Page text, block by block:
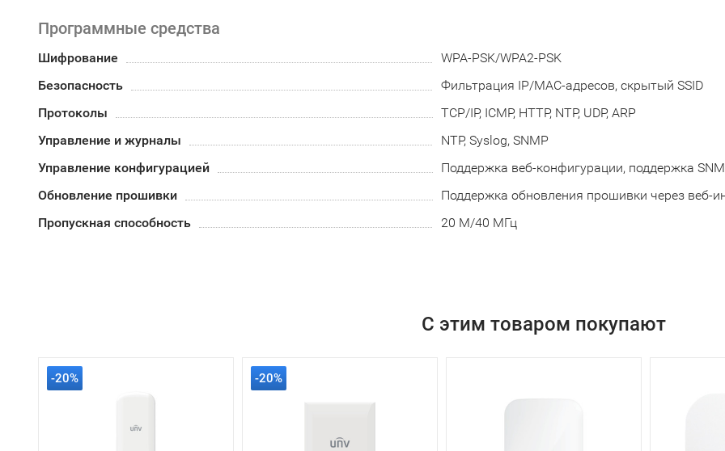
Программные средства
Шифрование
WPA-PSK/WPA2-PSK
Безопасность
Фильтрация IP/MAC-адресов, скрытый SSID
Протоколы
TCP/IP, ICMP, HTTP, NTP, UDP, ARP
Управление и журналы
NTP, Syslog, SNMP
Управление конфигурацией
Поддержка веб-конфигурации, поддержка
Обновление прошивки
Поддержка обновления прошивки через веб-
Пропускная способность
20 M/40 МГц
С этим товаром покупают
-20% -20%